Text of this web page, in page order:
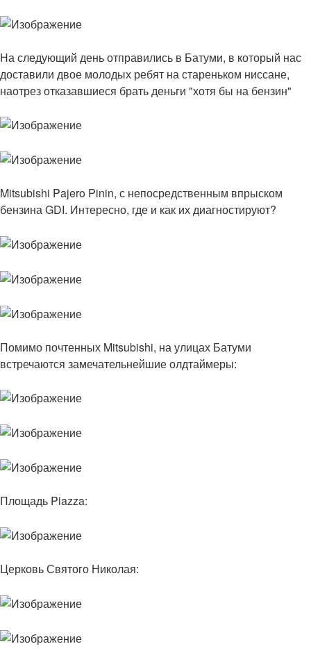
На следующий день отправились в Батуми, в который нас
доставили двое молодых ребят на стареньком ниссане,
наотрез отказавшиеся брать деньги "хотя бы на бензин"
Mitsubishi Pajero Pinin, с непосредственным впрыском
бензина GDI. Интересно, где и как их диагностируют?
Помимо почтенных Mitsubishi, на улицах Батуми
встречаются замечательнейшие олдтаймеры:
Площадь Piazza:
Церковь Святого Николая: